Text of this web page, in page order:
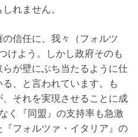
れません。
信任に、我々（フォルツ
けよう。しかし政府そのも
が壁にぶち当たるように仕
、と言われています。も
それを実現させることに成
く『同盟』の支持率も急激
フォルツァ・イタリア』の